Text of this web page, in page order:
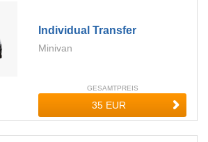
Individual Transfer
Minivan
GESAMTPREIS